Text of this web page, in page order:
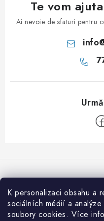
K personalizaci obsahu a
sociálních médií a analýze
soubory cookies. Více
Te vom
Ai nevoie de sfaturi pentru
info
b
Acceptăm plăţi online